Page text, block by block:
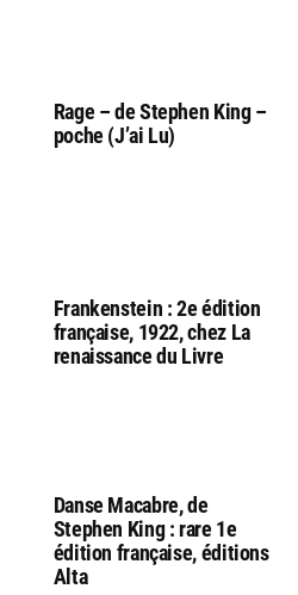
Rage – de Stephen King –
poche (J’ai Lu)
Frankenstein : 2e édition
française, 1922, chez La
renaissance du Livre
Danse Macabre, de
Stephen King : rare 1e
édition française, éditions
Alta